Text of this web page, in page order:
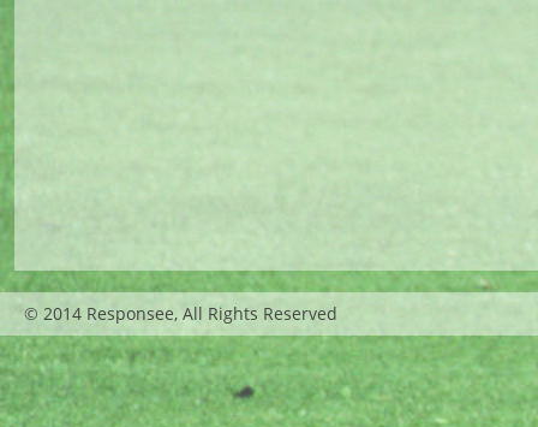
© 2014 Responsee, All Rights Reserved